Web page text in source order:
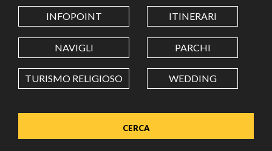
LONGITUDINE
Value in decimal degrees. Use dot (.) as decimal separator.
INFOPOINT ITINERARI
NAVIGLI PARCHI
TURISMO RELIGIOSO WEDDING